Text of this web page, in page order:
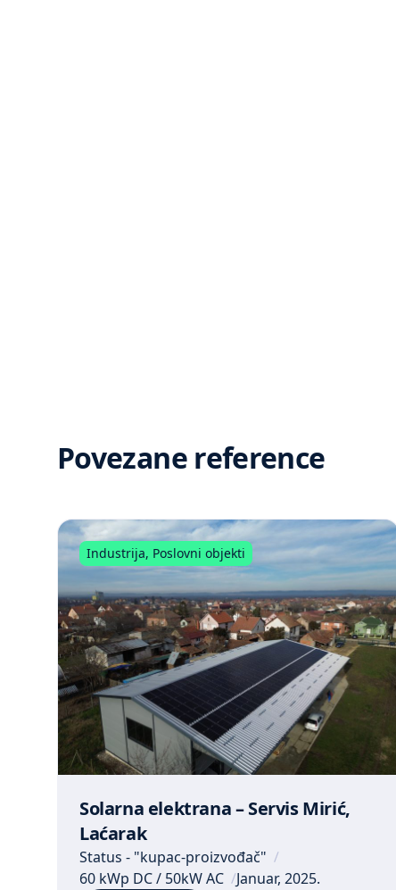
Povezane reference
Industrija, Poslovni objekti
Solarna elektrana – Servis Mirić,
Laćarak
Status - "kupac-proizvođač"
60 kWp DC / 50kW AC
Januar, 2025.